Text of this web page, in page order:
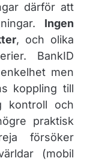
därför att
Ingen
, och olika
BankID
men
koppling till
kontroll och
praktisk
försöker
(mobil